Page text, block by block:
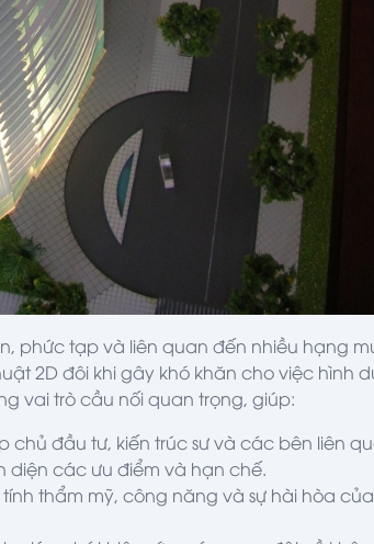
phức tạp và liên quan đến nhiều hạng
2D đôi khi gây khó khăn cho việc hình
vai trò cầu nối quan trọng, giúp:
chủ đầu tư, kiến trúc sư và các bên liên
các ưu điểm và hạn chế.
thẩm mỹ, công năng và sự hài hòa